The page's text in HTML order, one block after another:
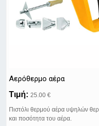
Αερόθερμο αέρα
Τιμή: 25.00 €
Πιστόλι θερμού αέρα υψηλών
και ποσότητα του αέρα.